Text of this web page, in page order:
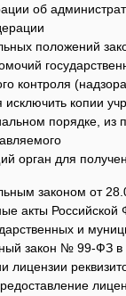
об
положений
контроля
копии
порядке, из
орган для
законом от
акты
и
закон № 99-ФЗ в
лицензии